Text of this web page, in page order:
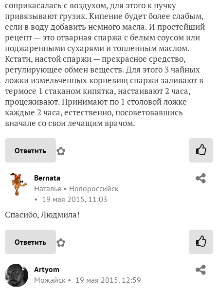
соприкасалась с воздухом, для этого к пучку
привязывают грузик. Кипение будет более слабым,
если в воду добавить немного масла. И простейший
рецепт — это отварная спаржа с белым соусом или
поджаренными сухарями и топленным маслом.
Кстати, настой спаржи — прекрасное средство,
регулирующее обмен веществ. Для этого 3 чайных
ложки измельченных корневищ спаржи заливают в
термосе 1 стаканом кипятка, настаивают 2 часа,
процеживают. Принимают по 1 столовой ложке
каждые 2 часа, естественно, посоветовавшись
вначале со свои лечащим врачом.
Ответить ✿
Bernata
Наталья
Новороссийск
19 мая 2015, 11:03
Спасибо, Людмила!
Ответить ✿
Artyom
Можайск
19 мая 2015, 12:59